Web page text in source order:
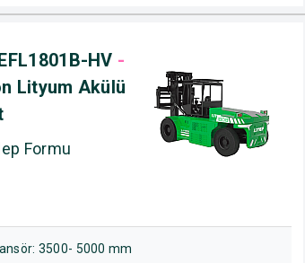
HV -
Lityum Akülü
Formu
3500- 5000 mm